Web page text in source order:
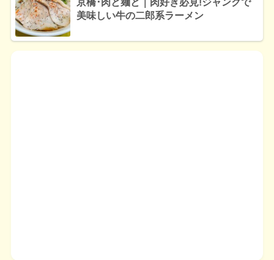
京橋･肉と麺と｜肉好き必見!ジャンクで
美味しい牛の二郎系ラーメン